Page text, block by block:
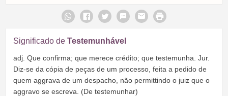
Significado de Testemunhável
adj. Que confirma; que merece crédito; que testemunha. Jur.
Diz-se da cópia de peças de um processo, feita a pedido de
quem aggrava de um despacho, não permittindo o juiz que o
aggravo se escreva. (De testemunhar)